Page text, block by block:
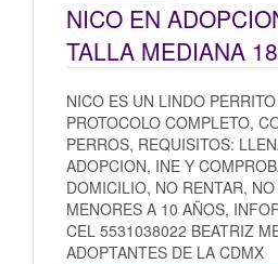
NICO EN
TALLA MEDIANA
NICO ES UN LINDO
PROTOCOLO COMPLETO,
PERROS, REQUISITOS:
ADOPCION, INE Y
DOMICILIO, NO RENTAR,
MENORES A 10 AÑOS,
CEL 5531038022 BEATRIZ
ADOPTANTES DE LA CDMX